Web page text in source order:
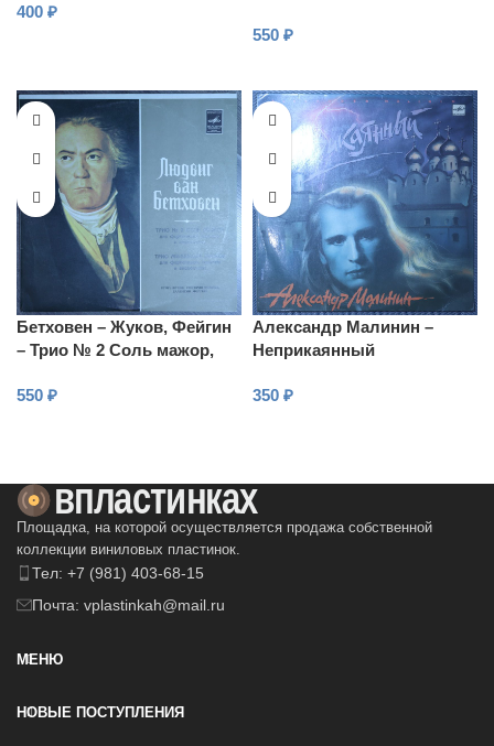
400 ₽
Рождественский
550 ₽
Бетховен – Жуков, Фейгин
– Трио № 2 Соль мажор,
550 ₽
Александр Малинин –
Неприкаянный
350 ₽
Площадка, на которой осуществляется продажа собственной
коллекции виниловых пластинок.
Тел: +7 (981) 403-68-15
Почта: vplastinkah@mail.ru
МЕНЮ
НОВЫЕ ПОСТУПЛЕНИЯ